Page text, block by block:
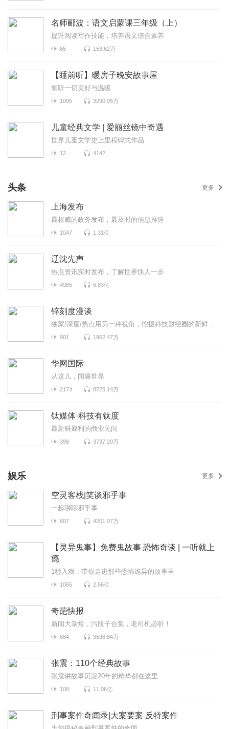
名师郦波：语文启蒙课三年级（上）
提升阅读写作技能，培养语文综合素养
65 153.62万
【睡前听】暖房子晚安故事屋
倾听一切美好与温暖
1095 3290.05万
儿童经典文学 | 爱丽丝镜中奇遇
世界儿童文学史上里程碑式作品
12 4142
头条 更多
上海发布
最权威的政务发布，最及时的信息推送
1047 1.31亿
辽沈先声
热点资讯实时发布，了解世界快人一步
4985 6.83亿
锌刻度漫谈
独家/深度/热点用另一种视角，挖掘科技财经圈的新鲜事！《锌刻度漫谈》是锌刻度与喜马拉雅联合出品...
901 1962.47万
华网国际
从这儿，闻遍世界
2174 8725.14万
钛媒体·科技有钛度
最新鲜犀利的商业见闻
398 3737.20万
娱乐 更多
空灵客栈|笑谈邪乎事
一起聊聊邪乎事
607 4201.07万
【灵异鬼事】免费鬼故事 恐怖奇谈 | 一听就上
瘾
1秒入戏，带你走进那些恐怖诡异的故事里
1065 2.56亿
奇葩快报
新闻大杂烩，污段子合集，老司机必听！
684 3598.84万
张震：110个经典故事
张震讲故事沉淀20年的精华都在这里
108 11.06亿
刑事案件奇闻录|大案要案 反特案件